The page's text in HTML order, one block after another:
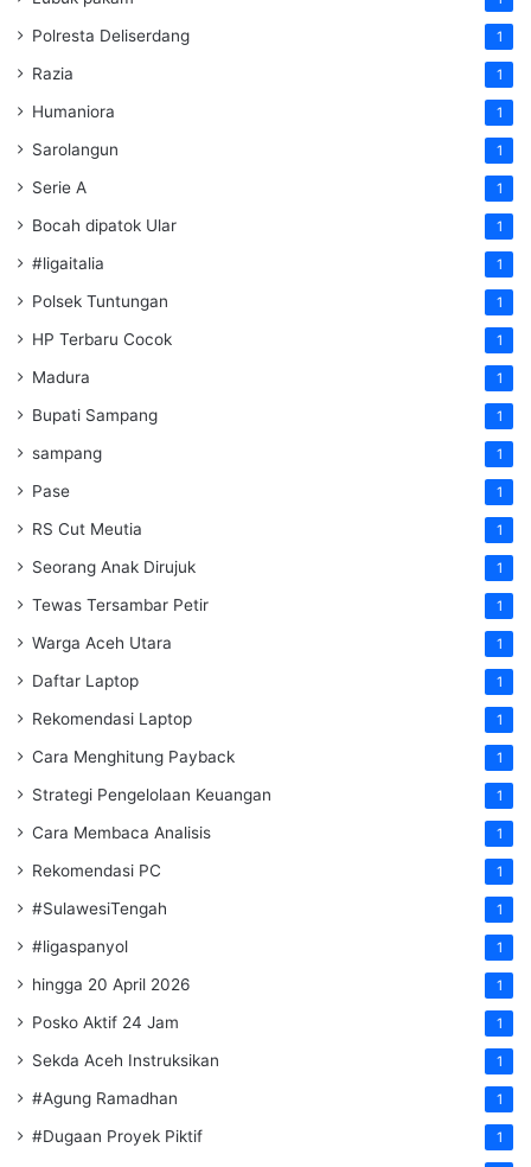
Polresta Deliserdang 1
Razia 1
Humaniora 1
Sarolangun 1
Serie A 1
Bocah dipatok Ular 1
#ligaitalia 1
Polsek Tuntungan 1
HP Terbaru Cocok 1
Madura 1
Bupati Sampang 1
sampang 1
Pase 1
RS Cut Meutia 1
Seorang Anak Dirujuk 1
Tewas Tersambar Petir 1
Warga Aceh Utara 1
Daftar Laptop 1
Rekomendasi Laptop 1
Cara Menghitung Payback 1
Strategi Pengelolaan Keuangan 1
Cara Membaca Analisis 1
Rekomendasi PC 1
#SulawesiTengah 1
#ligaspanyol 1
hingga 20 April 2026 1
Posko Aktif 24 Jam 1
Sekda Aceh Instruksikan 1
#Agung Ramadhan 1
#Dugaan Proyek Piktif 1